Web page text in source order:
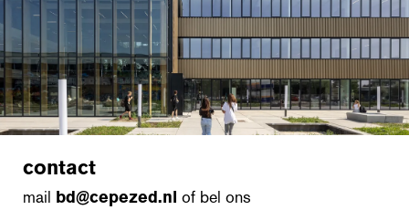
contact
mail bd@cepezed.nl of bel ons